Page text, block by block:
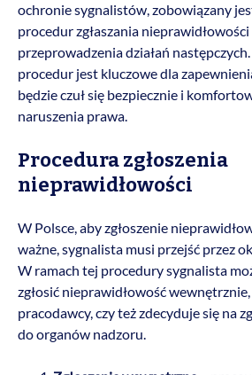
ochronie sygnalistów, zobowiązany
procedur zgłaszania
przeprowadzenia działań
procedur jest kluczowe dla
będzie czuł się bezpiecznie i
naruszenia prawa.
Procedura zgłoszenia
nieprawidłowości
W Polsce, aby zgłoszenie
ważne, sygnalista musi przejść przez
W ramach tej procedury sygnalista
zgłosić nieprawidłowość
pracodawcy, czy też zdecyduje się na
do organów nadzoru.